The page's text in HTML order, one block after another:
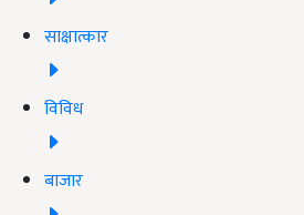
साक्षात्कार
विविध
बाजार